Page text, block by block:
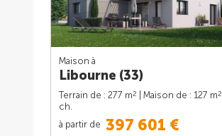
Maison à
Libourne (33)
Terrain de : 277 m2 | Maison de : 127 m2
ch.
à partir de 397 601 €